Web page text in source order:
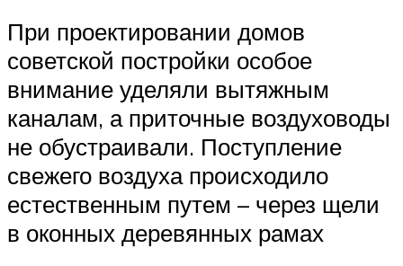
При проектировании домов
советской постройки особое
внимание уделяли вытяжным
каналам, а приточные воздуховоды
не обустраивали. Поступление
свежего воздуха происходило
естественным путем – через щели
в оконных деревянных рамах